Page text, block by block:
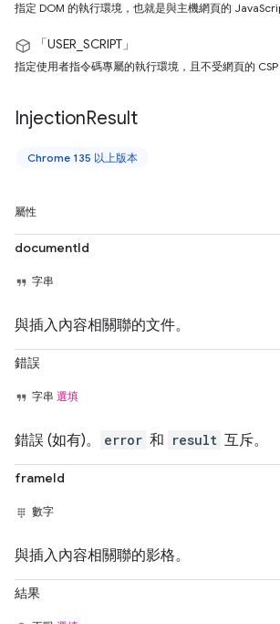
指定 DOM 的執行環境，也就是與主機網頁的
「USER_SCRIPT」
指定使用者指令碼專屬的執行環境，且不受網頁的 CSP
InjectionResult
Chrome 135 以上版本
屬性
documentId
字串
與插入內容相關聯的文件。
錯誤
字串 選填
錯誤 (如有)。 error 和 result 互斥。
frameId
數字
與插入內容相關聯的影格。
結果